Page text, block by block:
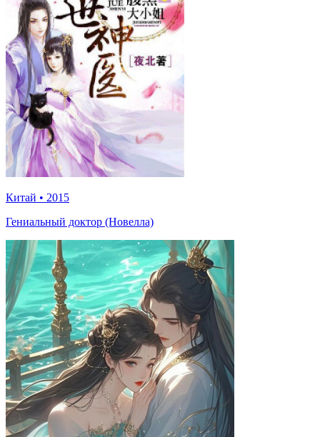
Китай • 2015
Гениальный доктор (Новелла)